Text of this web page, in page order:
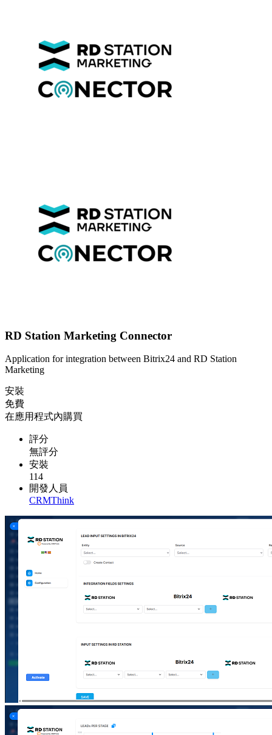
RD Station Marketing Connector
Application for integration between Bitrix24 and RD Station
Marketing
安裝
免費
在應用程式內購買
評分
無評分
安裝
114
開發人員
CRMThink